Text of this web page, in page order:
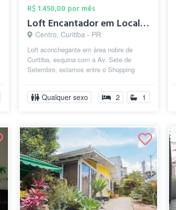
R$ 1.450,00 por mês
Loft Encantador em Localização Privilegi...
Centro, Curitiba - PR
Loft aconchegante em área nobre de
Curitiba, esquina com a Av. Sete de
Setembro, estamos entre o Shopping
oferecendo o...
Qualquer sexo 2 1